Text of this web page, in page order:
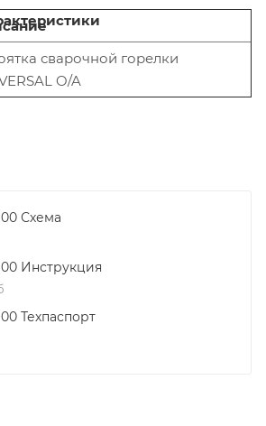
сварочной горелки
O/A
Схема
Инструкция
Техпаспорт